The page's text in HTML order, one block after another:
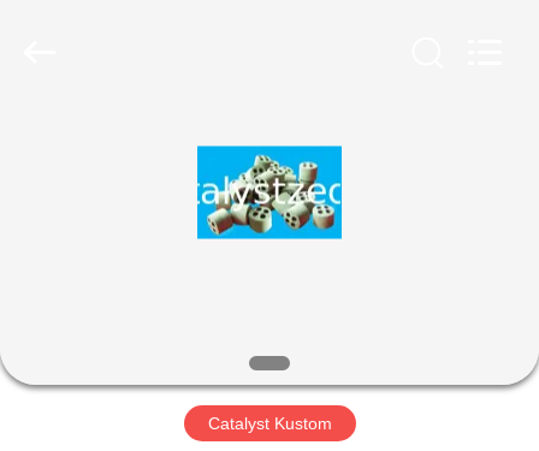
TUR
Catalyst Kustom